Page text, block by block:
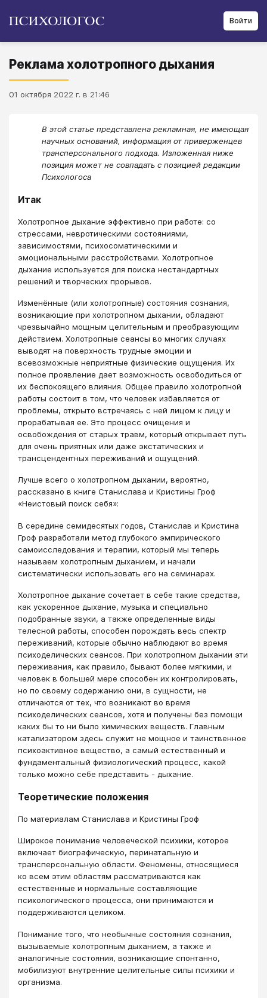
Войти
Реклама холотропного дыхания
01 октября 2022 г. в 21:46
В этой статье представлена рекламная, не имеющая
научных оснований, информация от приверженцев
трансперсонального подхода. Изложенная ниже
позиция может не совпадать с позицией редакции
Психологоса
Итак
Холотропное дыхание эффективно при работе: со
стрессами, невротическими состояниями,
зависимостями, психосоматическими и
эмоциональными расстройствами. Холотропное
дыхание используется для поиска нестандартных
решений и творческих прорывов.
Изменённые (или холотропные) состояния сознания,
возникающие при холотропном дыхании, обладают
чрезвычайно мощным целительным и преобразующим
действием. Холотропные сеансы во многих случаях
выводят на поверхность трудные эмоции и
всевозможные неприятные физические ощущения. Их
полное проявление дает возможность освободиться от
их беспокоящего влияния. Общее правило холотропной
работы состоит в том, что человек избавляется от
проблемы, открыто встречаясь с ней лицом к лицу и
прорабатывая ее. Это процесс очищения и
освобождения от старых травм, который открывает путь
для очень приятных или даже экстатических и
трансцендентных переживаний и ощущений.
Лучше всего о холотропном дыхании, вероятно,
рассказано в книге Станислава и Кристины Гроф
«Неистовый поиск себя»:
В середине семидесятых годов, Станислав и Кристина
Гроф разработали метод глубокого эмпирического
самоисследования и терапии, который мы теперь
называем холотропным дыханием, и начали
систематически использовать его на семинарах.
Холотропное дыхание сочетает в себе такие средства,
как ускоренное дыхание, музыка и специально
подобранные звуки, а также определенные виды
телесной работы, способен порождать весь спектр
переживаний, которые обычно наблюдают во время
психоделических сеансов. При холотропном дыхании эти
переживания, как правило, бывают более мягкими, и
человек в большей мере способен их контролировать,
но по своему содержанию они, в сущности, не
отличаются от тех, что возникают во время
психоделических сеансов, хотя и получены без помощи
каких бы то ни было химических веществ. Главным
катализатором здесь служит не мощное и таинственное
психоактивное вещество, а самый естественный и
фундаментальный физиологический процесс, какой
только можно себе представить - дыхание.
Теоретические положения
По материалам Станислава и Кристины Гроф
Широкое понимание человеческой психики, которое
включает биографическую, перинатальную и
трансперсональную области. Феномены, относящиеся
ко всем этим областям рассматриваются как
естественные и нормальные составляющие
психологического процесса, они принимаются и
поддерживаются целиком.
Понимание того, что необычные состояния сознания,
вызываемые холотропным дыханием, а также и
аналогичные состояния, возникающие спонтанно,
мобилизуют внутренние целительные силы психики и
организма.